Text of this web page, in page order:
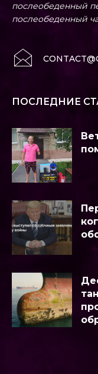
послеобеденный
послеобеденный
ПОСЛЕДНИЕ